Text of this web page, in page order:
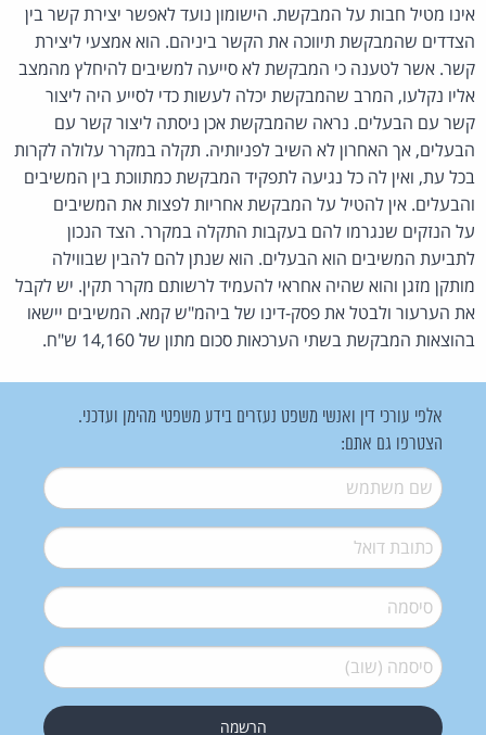
אינו מטיל חבות על המבקשת. הישומון נועד לאפשר יצירת קשר בין
הצדדים שהמבקשת תיווכה את הקשר ביניהם. הוא אמצעי ליצירת
קשר. אשר לטענה כי המבקשת לא סייעה למשיבים להיחלץ מהמצב
אליו נקלעו, המרב שהמבקשת יכלה לעשות כדי לסייע היה ליצור
קשר עם הבעלים. נראה שהמבקשת אכן ניסתה ליצור קשר עם
הבעלים, אך האחרון לא השיב לפניותיה. תקלה במקרר עלולה לקרות
בכל עת, ואין לה כל נגיעה לתפקיד המבקשת כמתווכת בין המשיבים
והבעלים. אין להטיל על המבקשת אחריות לפצות את המשיבים
על הנזקים שנגרמו להם בעקבות התקלה במקרר. הצד הנכון
לתביעת המשיבים הוא הבעלים. הוא שנתן להם להבין שבווילה
מותקן מזגן והוא שהיה אחראי להעמיד לרשותם מקרר תקין. יש לקבל
את הערעור ולבטל את פסק-דינו של ביהמ"ש קמא. המשיבים יישאו
בהוצאות המבקשת בשתי הערכאות סכום מתון של 14,160 ש"ח.
אלפי עורכי דין ואנשי משפט נעזרים בידע משפטי מהימן ועדכני.
הצטרפו גם אתם:
שם משתמש*
דואל*
סיסמה*
סיסמה (שוב)*